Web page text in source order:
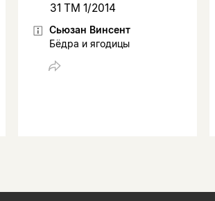
31 ТМ 1/2014
Сьюзан Винсент
Бёдра и ягодицы